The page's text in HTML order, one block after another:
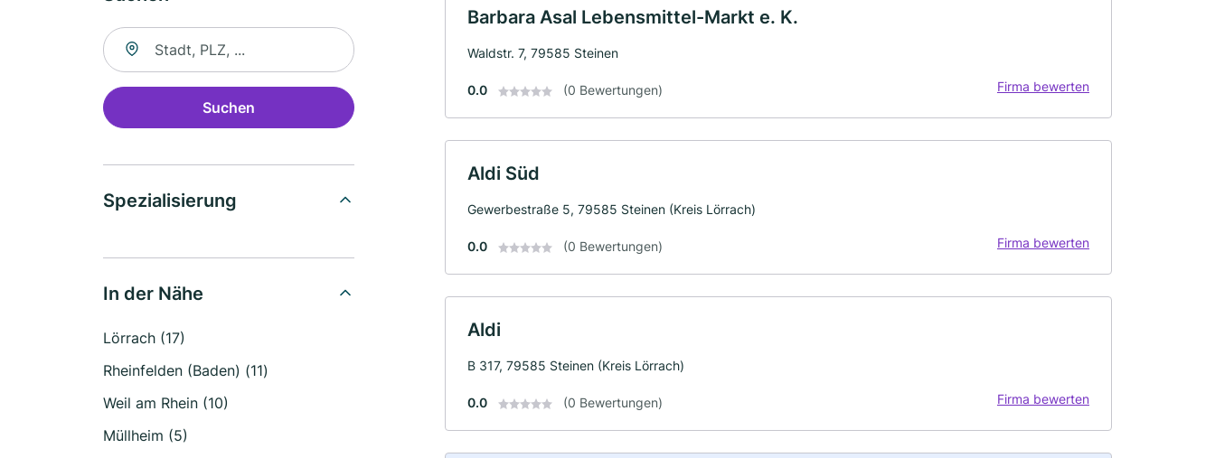
Suche nach Ort
Suchen
Spezialisierung
In der Nähe
Lörrach (17)
Rheinfelden (Baden) (11)
Weil am Rhein (10)
Müllheim (5)
Barbara Asal Lebensmittel-Markt e. K.
Waldstr. 7, 79585 Steinen
0.0 (0 Bewertungen) Firma bewerten
Aldi Süd
Gewerbestraße 5, 79585 Steinen (Kreis Lörrach)
0.0 (0 Bewertungen) Firma bewerten
Aldi
B 317, 79585 Steinen (Kreis Lörrach)
0.0 (0 Bewertungen) Firma bewerten